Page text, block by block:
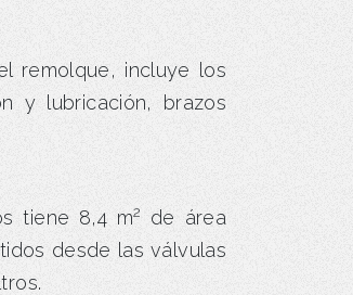
remolque, incluye los
y lubricación, brazos
tiene 8,4 m2
de área
desde las válvulas